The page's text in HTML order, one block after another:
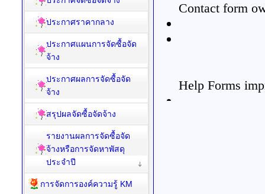
ประกาศจัดซื้อจัดจ้าง
ประกาศราคากลาง
ประกาศแผนการจัดซื้อจัด
จ้าง
ประกาศผลการจัดซื้อจัด
จ้าง
สรุปผลจัดซื้อจัดจ้าง
รายงานผลการจัดซื้อจัด
จ้างหรือการจัดหาพัสดุ
ประจำปี